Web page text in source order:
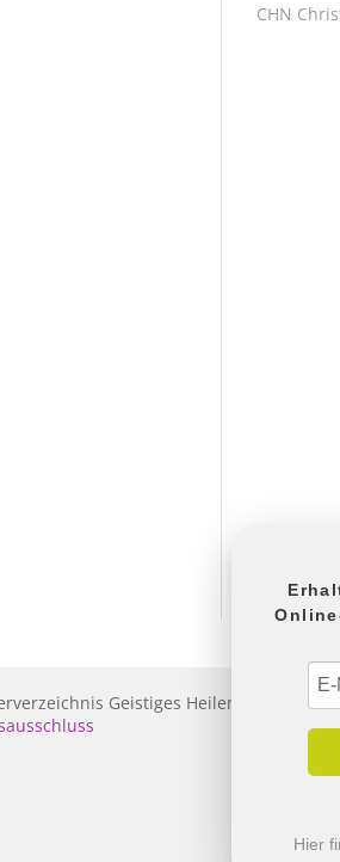
CHN
Geistiges Heilen
Hier